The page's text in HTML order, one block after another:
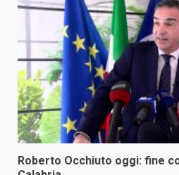
Roberto Occhiuto oggi: fine